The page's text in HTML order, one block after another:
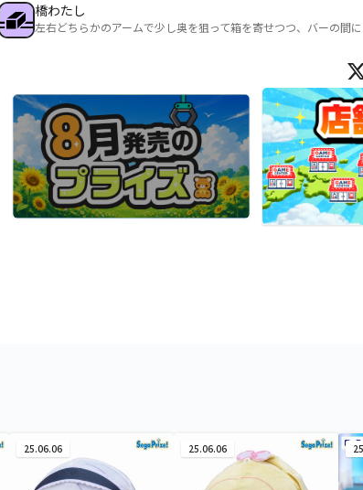
橋わたし
左右どちらかのアームで少し奥を狙って箱を寄せつつ、バーの間
25.06.06 25.06.06